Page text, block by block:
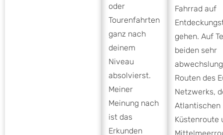
oder
Tourenfahrten
ganz nach
deinem
Niveau
absolvierst.
Meiner
Meinung nach
ist das
Erkunden
Fahrrad auf
gehen. Auf
beiden sehr
Routen des
Netzwerks,
Atlantischen
Küstenroute